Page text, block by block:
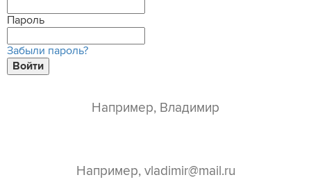
Пароль
Забыли пароль?
Войти